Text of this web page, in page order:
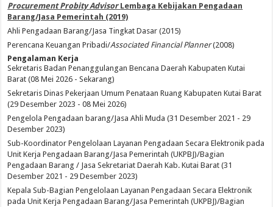
Procurement Probity Advisor Lembaga Kebijakan Pengadaan
Barang/Jasa Pemerintah (2019)
Ahli Pengadaan Barang/Jasa Tingkat Dasar (2015)
Perencana Keuangan Pribadi/Associated Financial Planner(2008)
Pengalaman Kerja
Sekretaris Badan Penanggulangan Bencana Daerah Kabupaten Kutai
Barat (08 Mei 2026 - Sekarang)
Sekretaris Dinas Pekerjaan Umum Penataan Ruang Kabupaten Kutai Barat
(29 Desember 2023 - 08 Mei 2026)
Pengelola Pengadaan barang/Jasa Ahli Muda (31 Desember 2021 - 29
Desember 2023)
Sub-Koordinator Pengelolaan Layanan Pengadaan Secara Elektronik pada
Unit Kerja Pengadaan Barang/Jasa Pemerintah (UKPBJ)/Bagian
Pengadaan Barang / Jasa Sekretariat Daerah Kab. Kutai Barat (31
Desember 2021 - 29 Desember 2023)
Kepala Sub-Bagian Pengelolaan Layanan Pengadaan Secara Elektronik
pada Unit Kerja Pengadaan Barang/Jasa Pemerintah (UKPBJ)/Bagian